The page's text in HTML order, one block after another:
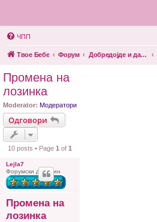
ЧПП
Твое Бебе Форум Добредојде и да се запознаеме
Промена на
лозинка
Moderator: Модератори
Одговори
10 posts • Page 1 of 1
Lejla7
Форумски домаќин
Промена на
лозинка